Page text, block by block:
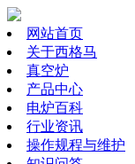
网站首页
关于西格马
真空炉
产品中心
电炉百科
行业资讯
操作规程与维护